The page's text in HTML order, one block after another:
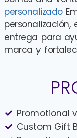
personalizado
entrega para
marca y
Promotional
Custom Gift